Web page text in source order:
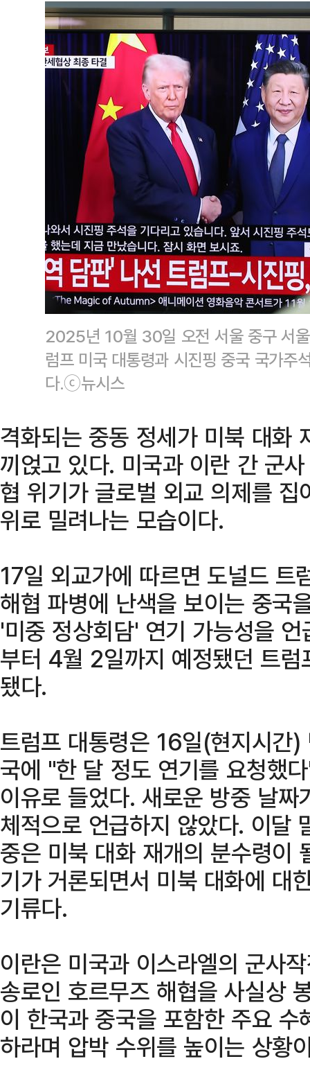
2025년 10월 30일 오전 서울 중구 서
럼프 미국 대통령과 시진핑 중국 국가주
다.ⓒ뉴시스
격화되는 중동 정세가 미북 대화
끼얹고 있다. 미국과 이란 간 군
협 위기가 글로벌 외교 의제를
위로 밀려나는 모습이다.
17일 외교가에 따르면 도널드 트
해협 파병에 난색을 보이는 중국
'미중 정상회담' 연기 가능성을
부터 4월 2일까지 예정됐던 트
됐다.
트럼프 대통령은 16일(현지시간
국에 "한 달 정도 연기를 요청했
이유로 들었다. 새로운 방중 날
체적으로 언급하지 않았다. 이달
중은 미북 대화 재개의 분수령이
기가 거론되면서 미북 대화에 대
기류다.
이란은 미국과 이스라엘의 군사
송로인 호르무즈 해협을 사실상
이 한국과 중국을 포함한 주요
하라며 압박 수위를 높이는 상황